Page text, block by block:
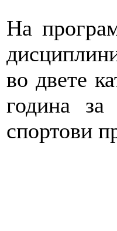
На
во двете
година
спортови